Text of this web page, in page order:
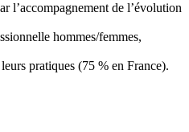
l’accompagnement de l’évolution
hommes/femmes,
pratiques (75 % en France).